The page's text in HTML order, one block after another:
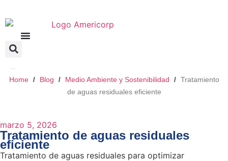
Home / Blog / Medio Ambiente y Sostenibilidad / Tratamiento
de aguas residuales eficiente
marzo 5, 2026
Tratamiento de aguas residuales
eficiente
Tratamiento de aguas residuales para optimizar